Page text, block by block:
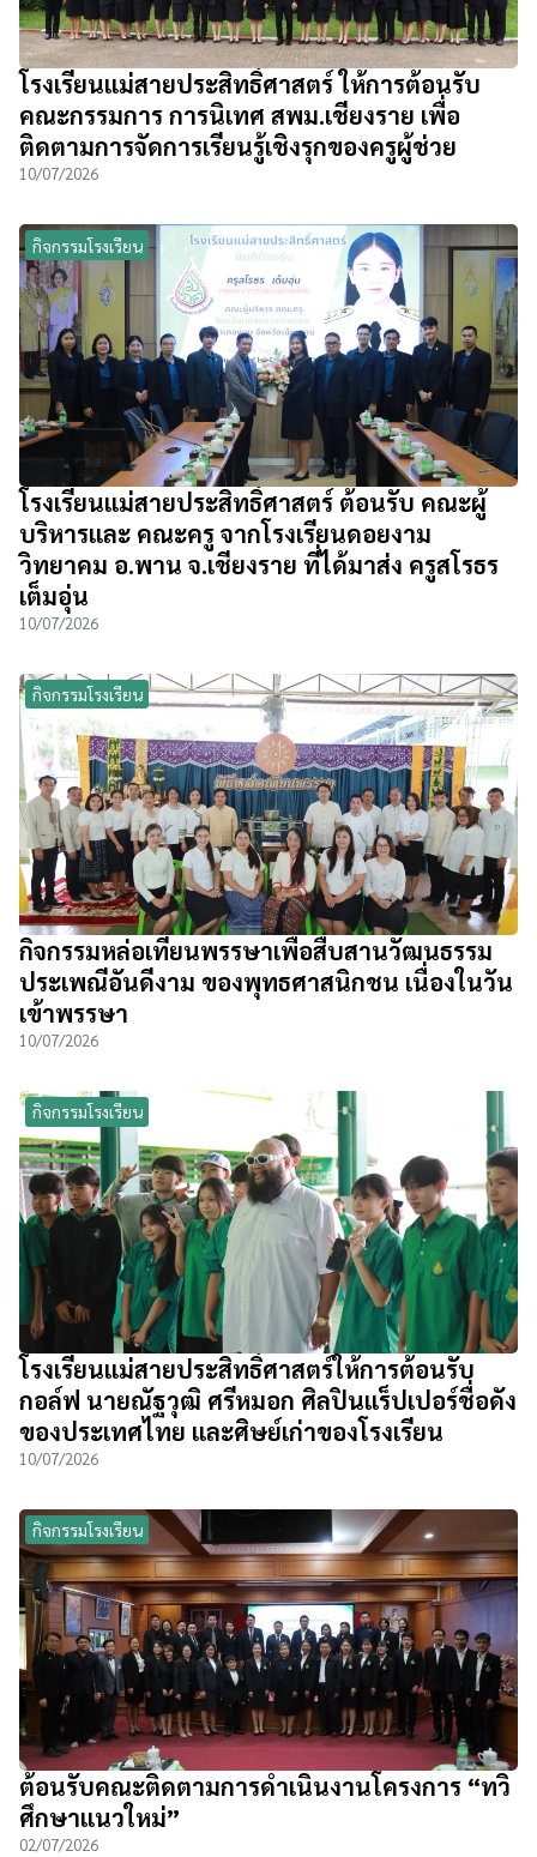
โรงเรียนแม่สายประสิทธิ์ศาสตร์ ให้การต้อนรับ
คณะกรรมการ การนิเทศ สพม.เชียงราย เพื่อ
ติดตามการจัดการเรียนรู้เชิงรุกของครูผู้ช่วย
10/07/2026
กิจกรรมโรงเรียน
โรงเรียนแม่สายประสิทธิ์ศาสตร์ ต้อนรับ คณะผู้
บริหารและ คณะครู จากโรงเรียนดอยงาม
วิทยาคม อ.พาน จ.เชียงราย ที่ได้มาส่ง ครูสโรธร
เต็มอุ่น
10/07/2026
กิจกรรมโรงเรียน
กิจกรรมหล่อเทียนพรรษาเพื่อสืบสานวัฒนธรรม
ประเพณีอันดีงาม ของพุทธศาสนิกชน เนื่องในวัน
เข้าพรรษา
10/07/2026
กิจกรรมโรงเรียน
โรงเรียนแม่สายประสิทธิ์ศาสตร์ให้การต้อนรับ
กอล์ฟ นายณัฐวุฒิ ศรีหมอก ศิลปินแร็ปเปอร์ชื่อดัง
ของประเทศไทย และศิษย์เก่าของโรงเรียน
10/07/2026
กิจกรรมโรงเรียน
ต้อนรับคณะติดตามการดำเนินงานโครงการ “ทวิ
ศึกษาแนวใหม่”
02/07/2026